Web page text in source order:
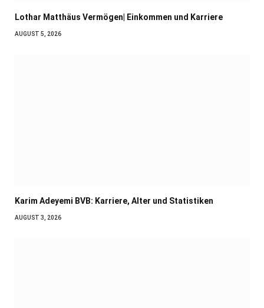
Lothar Matthäus Vermögen| Einkommen und Karriere
AUGUST 5, 2026
Karim Adeyemi BVB: Karriere, Alter und Statistiken
AUGUST 3, 2026